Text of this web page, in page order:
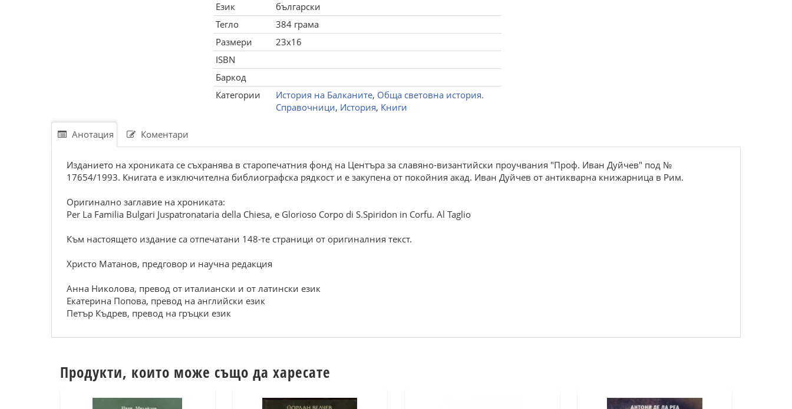
Език
български
Тегло
384 грама
Размери
23x16
ISBN
Баркод
Категории
История на Балканите, Обща световна история.
Справочници, История, Книги
Анотация Коментари
Изданието на хрониката се съхранява в старопечатния фонд на Центъра за славяно-византийски проучвания "Проф. Иван Дуйчев" под №
17654/1993. Книгата е изключителна библиографска рядкост и е закупена от покойния акад. Иван Дуйчев от антикварна книжарница в Рим.
Оригинално заглавие на хрониката:
Per La Familia Bulgari Juspatronataria della Chiesa, e Glorioso Corpo di S.Spiridon in Corfu. Al Taglio
Към настоящето издание са отпечатани 148-те страници от оригиналния текст.
Христо Матанов, предговор и научна редакция
Анна Николова, превод от италиански и от латински език
Екатерина Попова, превод на английски език
Петър Къдрев, превод на гръцки език
Продукти, които може също да харесате